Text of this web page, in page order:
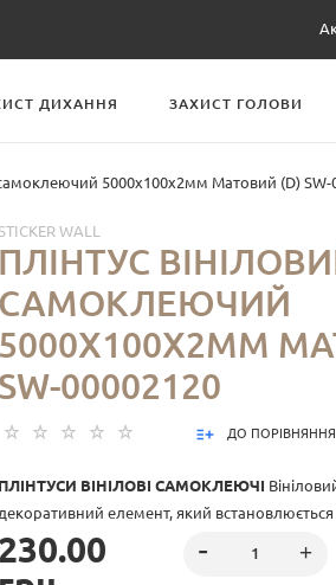
ДИХАННЯ ЗАХИСТ ГОЛОВИ
самоклеючий 5000х100х2мм Матовий (D) SW-
STICKER WALL
ПЛІНТУС
САМОКЛЕЮЧИЙ
5000Х100Х2ММ
SW-00002120
ДО ПОРІВНЯННЯ
ПЛІНТУСИ ВІНІЛОВІ САМОКЛЕЮЧІ
декоративний елемент, який
стіни для прикриття стику між стіною та
він легко монтується, без застосування
230.00